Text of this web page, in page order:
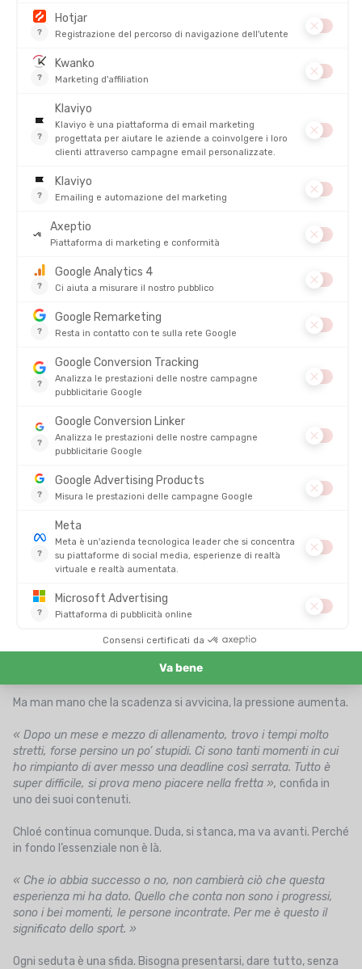
volare nello sforzo e nel paesaggio.
Il nuoto, infine, resta la sua sfida più grande. Tecnico, preciso,
quando i progressi iniziano a intravedersi.
frustrante. Quando si ha poco tempo, la pressione sale. »
Eppure, anche lì, scatta qualcosa. Grazie a Gartin —Théo
, amico e compagno d’allenamento in piscina — il cui
approccio poco convenzionale cambia il suo modo di vedere le
cose.
« Non mi spiegava niente, non era paziente. Ma a forza di
ripetere che era semplice, ho finito per rilassarmi. E per crederci.
Una pedagogia paradossale, ma terribilmente efficace. Chloé
allenta finalmente la presa. Smette di cercare di capire tutto
per poter semplicemente fare.
I progressi ci sono. Ad aprile, Chloé prende parte alla
Course RATP du Grand Paris, al fianco diTonton Outdoor,
completando il suo primissimo10 kma 5'13" al chilometro. Una
performance solida per chi, pochi mesi prima, non aveva mai
concatenato due sedute di allenamento.
A maggio, la meta è ilTriathlon Nature & Famille des Sables
, un triathlon M composto da1,5 km di nuoto
40 km in bicie10 km di corsa. Un obiettivo ambizioso, fissato
Ma man mano che la scadenza si avvicina, la pressione aumenta.
« Dopo un mese e mezzo di allenamento, trovo i tempi molto
stretti, forse persino un po’ stupidi. Ci sono tanti momenti in cui
ho rimpianto di aver messo una deadline così serrata. Tutto è
super difficile, si prova meno piacere nella fretta », confida in
uno dei suoi contenuti.
Chloé continua comunque. Duda, si stanca, ma va avanti. Perché
in fondo l’essenziale non è là.
« Che io abbia successo o no, non cambierà ciò che questa
esperienza mi ha dato. Quello che conta non sono i progressi,
sono i bei momenti, le persone incontrate. Per me è questo il
significato dello sport. »
Ogni seduta è una sfida. Bisogna presentarsi, dare tutto, senza